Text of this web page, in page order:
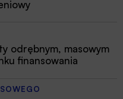
odrębnym, masowym
finansowania